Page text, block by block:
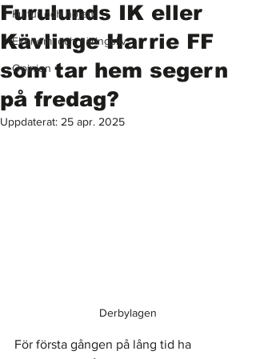
Kultur och nöjen
Ekonomi och näringsliv
Opinion
Furulunds IK eller
Kävlinge Harrie FF
som tar hem segern
på fredag?
Uppdaterat: 25 apr. 2025
Derbylagen
För första gången på lång tid ha